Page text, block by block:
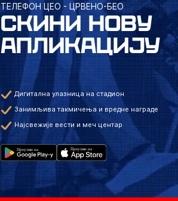
ТЕЛЕФОН ЦЕО - ЦРВЕНО-БЕО
СКИНИ НОВУ
АПЛИКАЦИЈУ
Дигитална улазница на стадион
Занимљива такмичења и вредне награде
Најсвежије вести и меч центар